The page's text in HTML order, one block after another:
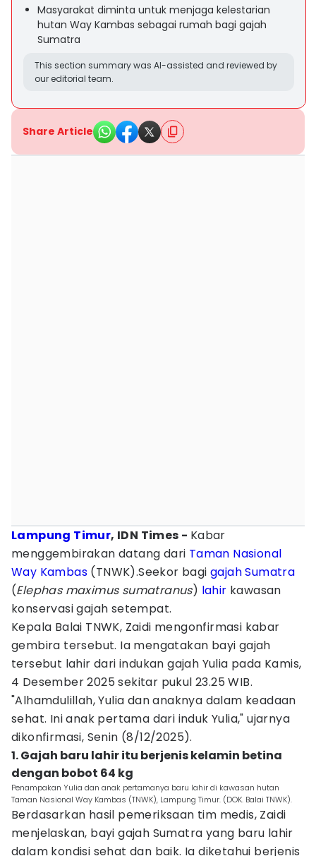
Masyarakat diminta untuk menjaga kelestarian
hutan Way Kambas sebagai rumah bagi gajah
Sumatra
This section summary was AI-assisted and reviewed by
our editorial team.
Share Article
Lampung Timur, IDN Times - Kabar
menggembirakan datang dari Taman Nasional
Way Kambas (TNWK).Seekor bagigajah Sumatra
(Elephas maximus sumatranus) lahir kawasan
konservasi gajah setempat.
Kepala Balai TNWK, Zaidi mengonfirmasi kabar
gembira tersebut. Ia mengatakan bayi gajah
tersebut lahir dari indukan gajah Yulia pada Kamis,
4 Desember 2025 sekitar pukul 23.25 WIB.
"Alhamdulillah, Yulia dan anaknya dalam keadaan
sehat. Ini anak pertama dari induk Yulia," ujarnya
dikonfirmasi, Senin (8/12/2025).
1. Gajah baru lahir itu berjenis kelamin betina
dengan bobot 64 kg
Penampakan Yulia dan anak pertamanya baru lahir di kawasan hutan
Taman Nasional Way Kambas (TNWK), Lampung Timur. (DOK. Balai TNWK).
Berdasarkan hasil pemeriksaan tim medis, Zaidi
menjelaskan, bayi gajah Sumatra yang baru lahir
dalam kondisi sehat dan baik. Ia diketahui berjenis